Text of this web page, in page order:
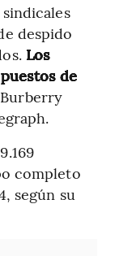
despido
Los
de
completo
según su